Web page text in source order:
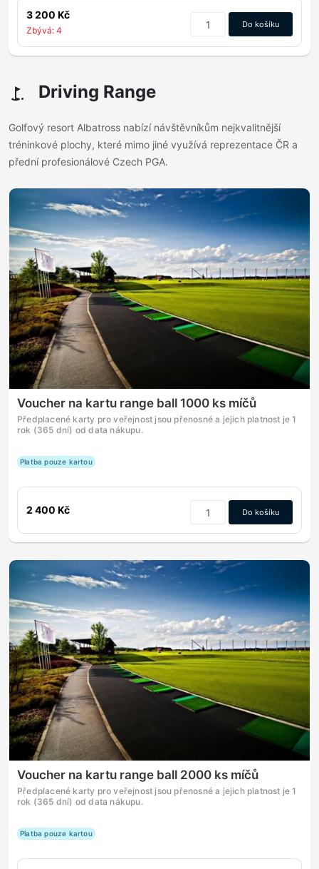
3 200 Kč
Zbývá: 4
Do košíku
Driving Range
Golfový resort Albatross nabízí návštěvníkům nejkvalitnější
tréninkové plochy, které mimo jiné využívá reprezentace ČR a
přední profesionálové Czech PGA.
Voucher na kartu range ball 1000 ks míčů
Předplacené karty pro veřejnost jsou přenosné a jejich platnost je 1
rok (365 dní) od data nákupu.
Platba pouze kartou
2 400 Kč Do košíku
Voucher na kartu range ball 2000 ks míčů
Předplacené karty pro veřejnost jsou přenosné a jejich platnost je 1
rok (365 dní) od data nákupu.
Platba pouze kartou